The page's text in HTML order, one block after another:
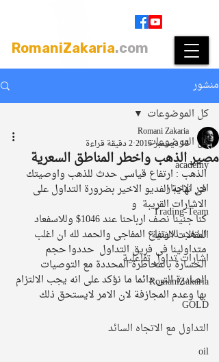
RomaniZakaria.com
منشور
كل الموضوعات
academy
اخر الاخبار
Trading-Team
المقالات الفنية
اشارات تداول تفاعلية
RomaniZakaria
GOLD
التداول مع الاتجاه السائد
oil
كل الموضوعات
مصير الذهب واخطر المناطق السعرية
Romani Zakaria
12 ديسمبر 2015
2 دقيقة قراءة
الذهب : ارتفاع قياسى حدث للذهب واوصيتك
فى نهاية الفديو الاخير بضرورة التداول على
الاشارات القريبة  و
كنا جنينا نصف ارباحنا عند 1046$ وللاسفعاد
الذهب للارتفاع المفاجى والحمد لله ان اغلب
متداولينا فى فريق التداول  حددوا حجم
الخسارة بالمخاطرة المحددة مع التوصيات
الصادرة التى دائما ما نؤكد على انه يجب الالتزام
بها وعدم المجازفة لان الامر لايستحق ذلك